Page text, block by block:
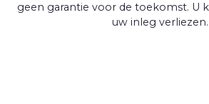
geen garantie voor de toekomst. U
uw inleg verliezen.